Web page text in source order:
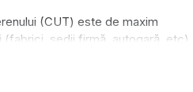
(CUT) este de maxim
sedii firmă, autogară, etc).
la limita proprietăți.